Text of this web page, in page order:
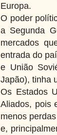
Europa.
O poder
a Segunda
mercados
entrada do
e União
Japão), tinha
Os Estados
Aliados, pois
menos
e,